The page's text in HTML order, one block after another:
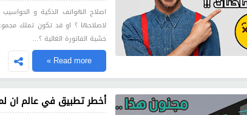
اصلاح الهواتف الذكية و
لاصلاحها ؟ او قد تكون تملك
خشية الفاتورة الغالية ؟…
Read more »
أخطر تطبيق في عالم ان